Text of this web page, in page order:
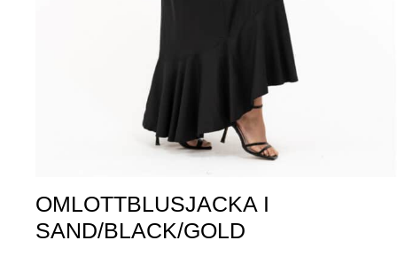
OMLOTTBLUSJACKA I
SAND/BLACK/GOLD